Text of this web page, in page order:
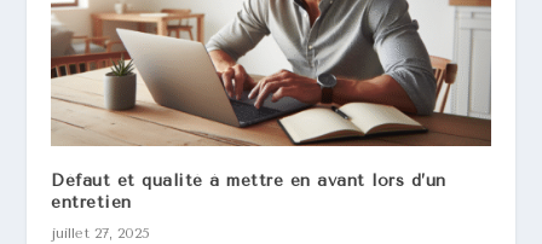
Défaut et qualité à mettre en avant lors d’un
entretien
juillet 27, 2025